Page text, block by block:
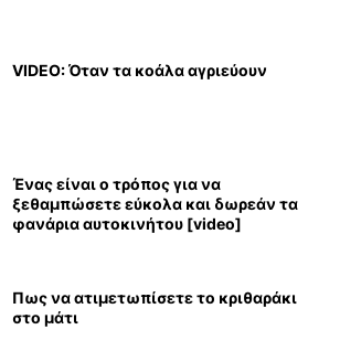
VIDEO: Όταν τα κοάλα αγριεύουν
Ένας είναι ο τρόπος για να
ξεθαμπώσετε εύκολα και δωρεάν τα
φανάρια αυτοκινήτου [video]
Πως να ατιμετωπίσετε το κριθαράκι
στο μάτι